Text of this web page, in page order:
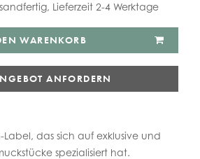
Lieferzeit 2-4 Werktage
WARENKORB
ANFORDERN
Label, das sich auf exklusive und
spezialisiert hat.